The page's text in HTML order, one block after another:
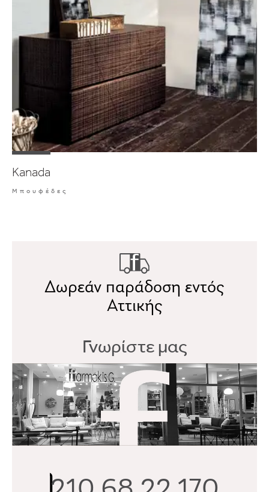
Kanada
Μπουφέδες
Δωρεάν παράδοση εντός
Αττικής
Γνωρίστε μας